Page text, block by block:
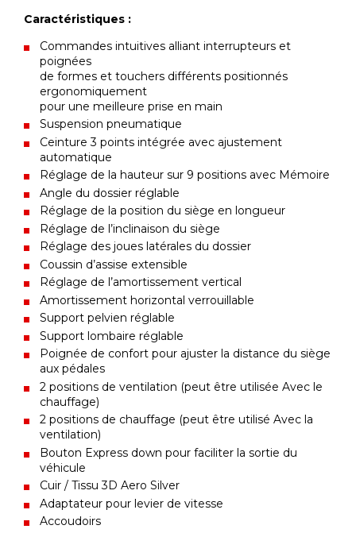
Caractéristiques :
Commandes intuitives alliant interrupteurs et
poignées
de formes et touchers différents positionnés
ergonomiquement
pour une meilleure prise en main
Suspension pneumatique
Ceinture 3 points intégrée avec ajustement
automatique
Réglage de la hauteur sur 9 positions avec Mémoire
Angle du dossier réglable
Réglage de la position du siège en longueur
Réglage de l’inclinaison du siège
Réglage des joues latérales du dossier
Coussin d’assise extensible
Réglage de l’amortissement vertical
Amortissement horizontal verrouillable
Support pelvien réglable
Support lombaire réglable
Poignée de confort pour ajuster la distance du siège
aux pédales
2 positions de ventilation (peut être utilisée Avec le
chauffage)
2 positions de chauffage (peut être utilisé Avec la
ventilation)
Bouton Express down pour faciliter la sortie du
véhicule
Cuir / Tissu 3D Aero Silver
Adaptateur pour levier de vitesse
Accoudoirs